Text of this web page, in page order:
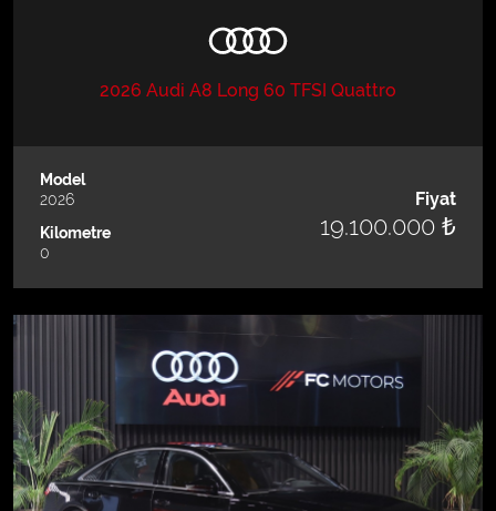
2026 Audi A8 Long 60 TFSI Quattro
Model
2026
Kilometre
0
Fiyat
19.100.000 ₺